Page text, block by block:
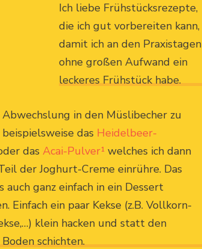
Ich liebe Frühstücksrezepte,
die ich gut vorbereiten kann,
damit ich an den Praxistagen
ohne großen Aufwand ein
leckeres Frühstück habe.
in den Müslibecher zu
das Heidelbeer-
das Acai-Pulver¹ welches ich dann
der Joghurt-Creme einrühre. Das
auch ganz einfach in ein Dessert
Einfach ein paar Kekse (z.B. Vollkorn-
klein hacken und statt den
schichten.